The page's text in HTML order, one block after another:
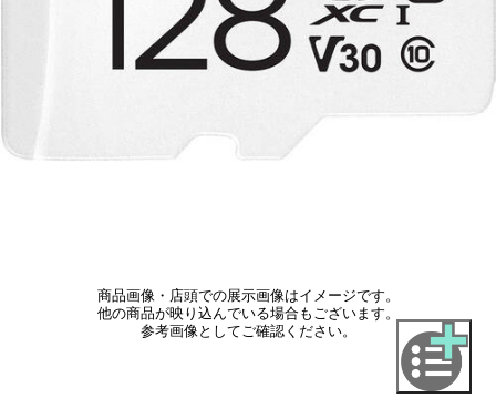
商品画像・店頭での展示画像はイメージです。
他の商品が映り込んでいる場合もございます。
参考画像としてご確認ください。